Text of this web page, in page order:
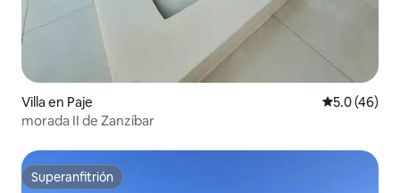
Villa en Paje Calificación
5.0 (46)
morada II de Zanzíbar
Superanfitrión
Superanfitrión